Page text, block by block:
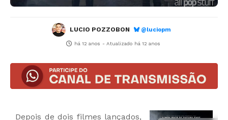
LUCIO POZZOBON @luciopm
há 12 anos - Atualizado há 12 anos
Depois de dois filmes lançados,